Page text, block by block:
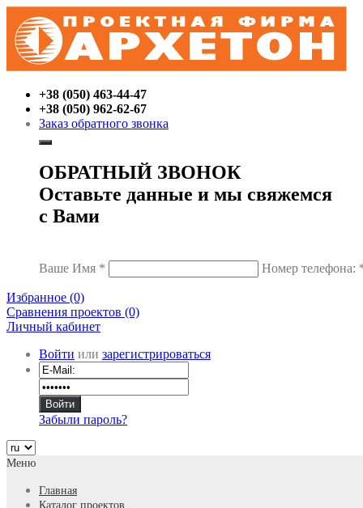
+38 (050) 463-44-47
+38 (050) 962-62-67
Заказ обратного звонка
ОБРАТНЫЙ ЗВОНОК
Оставьте данные и мы свяжемся
с Вами
Ваше Имя * Номер телефона:
Избранное (0)
Сравнения проектов (0)
Личный кабинет
Войти или зарегистрироваться
Забыли пароль?
Меню
Главная
Каталог проектов